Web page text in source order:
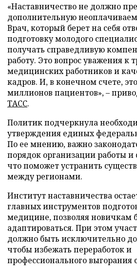
«Наставничество не должно
дополнительную
Врач, который берет на себя
подготовку молодого
получать справедливую
работу. Это вопрос уважения к
медицинских работников и
кадров. И, в конечном счете,
миллионов пациентов», –
ТАСС.
Политик подчеркнула
утверждения единых
По ее мнению, важно
порядок организации работы и
что поможет устранить
между регионами.
Институт наставничества
главных инструментов
медицине, позволяя новичкам
адаптироваться. При этом
должно быть исключительно
чтобы избежать переработок и
профессионального выгорания